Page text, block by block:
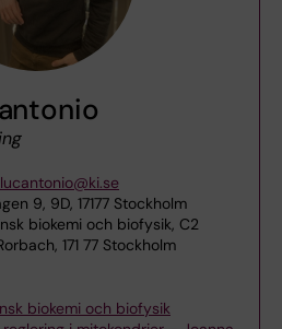
9, 9D, 17177 Stockholm
biokemi och biofysik, C2
171 77 Stockholm
biokemi och biofysik